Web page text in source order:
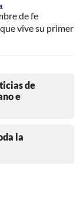
de fe
vive su primer
de
e
la